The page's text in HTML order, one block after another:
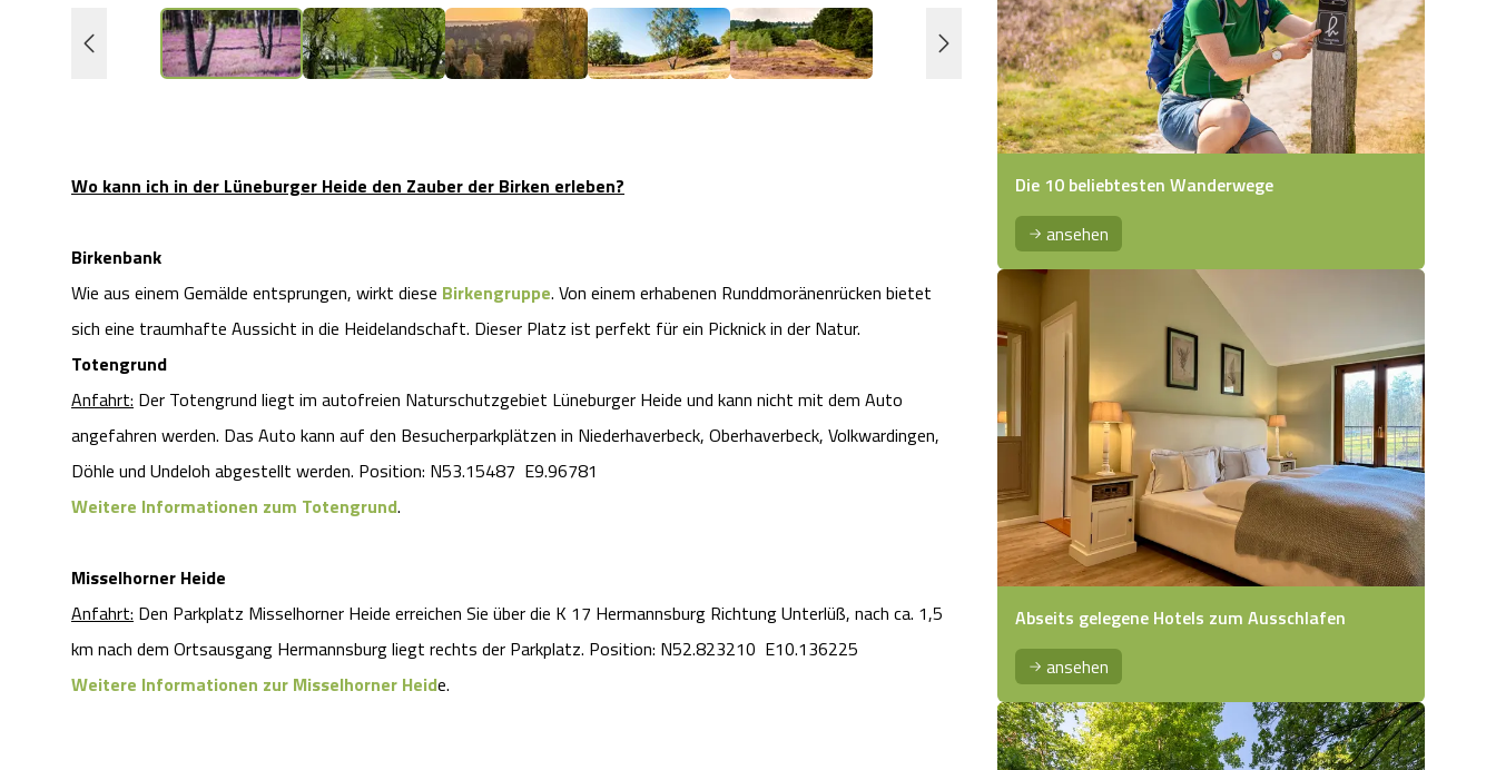
Wo kann ich in der Lüneburger Heide den Zauber der Birken erleben?
Birkenbank
Wie aus einem Gemälde entsprungen, wirkt diese Birkengruppe. Von einem erhabenen Runddmoränenrücken bietet
sich eine traumhafte Aussicht in die Heidelandschaft. Dieser Platz ist perfekt für ein Picknick in der Natur.
Totengrund
Anfahrt: Der Totengrund liegt im autofreien Naturschutzgebiet Lüneburger Heide und kann nicht mit dem Auto
angefahren werden. Das Auto kann auf den Besucherparkplätzen in Niederhaverbeck, Oberhaverbeck, Volkwardingen,
Döhle und Undeloh abgestellt werden. Position: N53.15487 E9.96781
Weitere Informationen zum Totengrund.
Misselhorner Heide
Anfahrt: Den Parkplatz Misselhorner Heide erreichen Sie über die K 17 Hermannsburg Richtung Unterlüß, nach ca. 1,5
km nach dem Ortsausgang Hermannsburg liegt rechts der Parkplatz. Position: N52.823210 E10.136225
Weitere Informationen zur Misselhorner Heide.
Die 10 beliebtesten Wanderwege
ansehen
Abseits gelegene Hotels zum Ausschlafen
ansehen